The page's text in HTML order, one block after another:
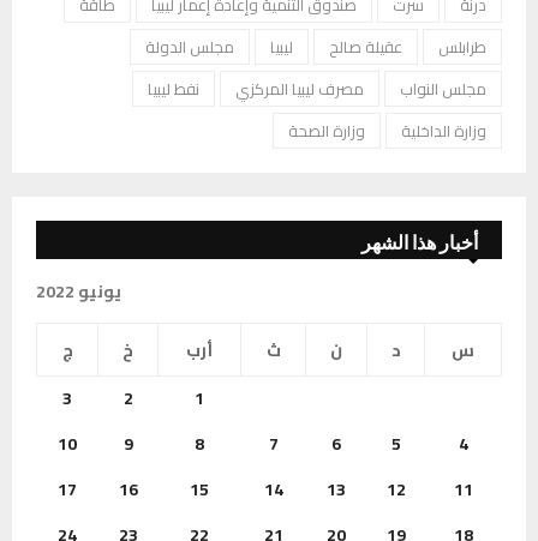
طرابلس
عقيلة صالح ليبيا
مجلس الدولة
مجلس النواب
مصرف ليبيا المركزي
نفط ليبيا
وزارة الداخلية
وزارة الصحة
أخبار هذا الشهر
يونيو 2022
س
د ن ث أرب خ
ج
1
2
3
4
5
6
7
8
9
10
11
12
13
14
15
16
17
18
19
20
21
22
23
24